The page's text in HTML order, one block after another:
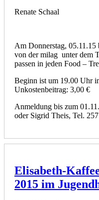
Renate Schaal
Am Donnerstag,
von der milag unter dem
passen in jeden Food –
Beginn ist um 19.00 Uhr
Unkostenbeitrag: 3,00 €
Anmeldung bis zum
oder Sigrid Theis, Tel. 257
Elisabeth-
2015 im